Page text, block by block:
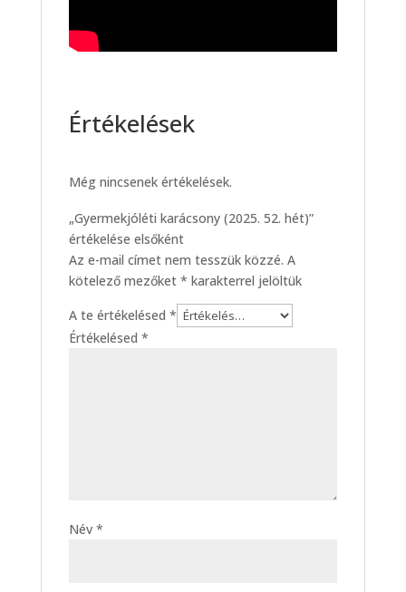
Értékelések
Még nincsenek értékelések.
„Gyermekjóléti karácsony (2025. 52. hét)”
értékelése elsőként
Az e-mail címet nem tesszük közzé. A
kötelező mezőket * karakterrel jelöltük
A te értékelésed *
Értékelésed *
Név *